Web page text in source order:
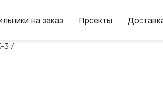
на заказ Проекты
3 /